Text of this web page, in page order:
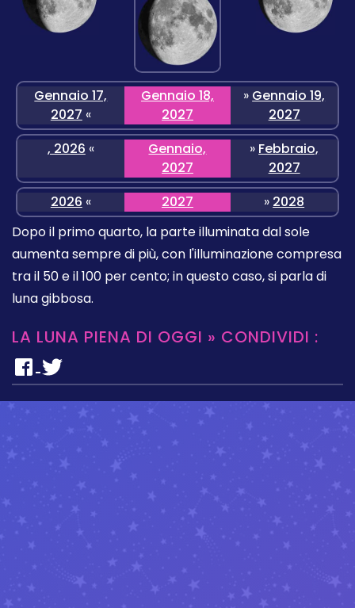
Gennaio 17,
2027 «
Gennaio 18,
2027
» Gennaio 19,
2027
, 2026 «
Gennaio,
2027
» Febbraio,
2027
2026 « 2027 » 2028
Dopo il primo quarto, la parte illuminata dal sole
aumenta sempre di più, con l'illuminazione compresa
tra il 50 e il 100 per cento; in questo caso, si parla di
luna gibbosa.
LA LUNA PIENA DI OGGI » CONDIVIDI :